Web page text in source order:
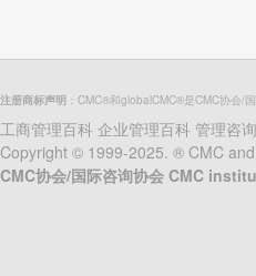
注册商标声明 ：CMC®和globalCMC®是CMC协会/国际
工商管理百科 企业管理百科 管理咨
Copyright © 1999-2025. ® CMC
CMC协会/国际咨询协会 CMC